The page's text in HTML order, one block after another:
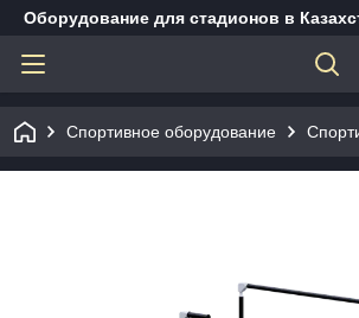
Оборудование для стадионов в
Спортивное оборудование